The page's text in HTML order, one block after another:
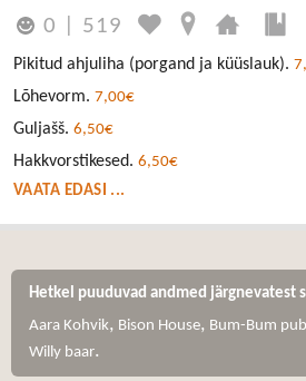
0 519
Pikitud ahjuliha (porgand ja küüslauk).
Lõhevorm. 7,00€
Guljašš. 6,50€
Hakkvorstikesed. 6,50€
VAATA EDASI ...
Hetkel puuduvad andmed järgnevatest
Aara Kohvik, Bison House, Bum-Bum
Willy baar.